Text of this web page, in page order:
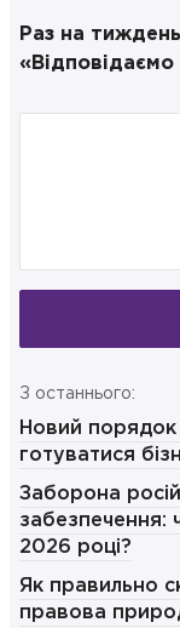
Раз на
З останнього:
Новий
готуватися
Заборона
забезпечення:
2026 році?
Як правильно
правова